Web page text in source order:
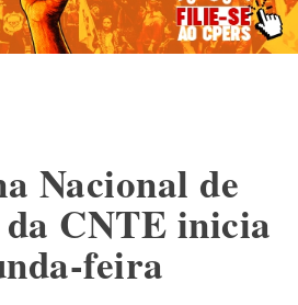
Nacional de
CNTE inicia
feira